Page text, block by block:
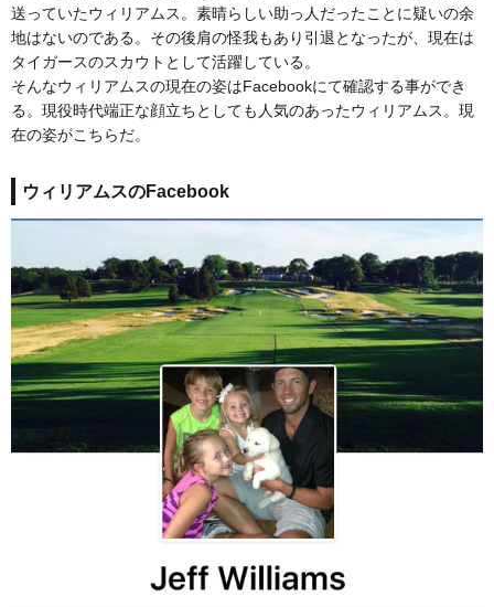
送っていたウィリアムス。素晴らしい助っ人だったことに疑いの余
地はないのである。その後肩の怪我もあり引退となったが、現在は
タイガースのスカウトとして活躍している。
そんなウィリアムスの現在の姿はFacebookにて確認する事ができ
る。現役時代端正な顔立ちとしても人気のあったウィリアムス。現
在の姿がこちらだ。
ウィリアムスのFacebook